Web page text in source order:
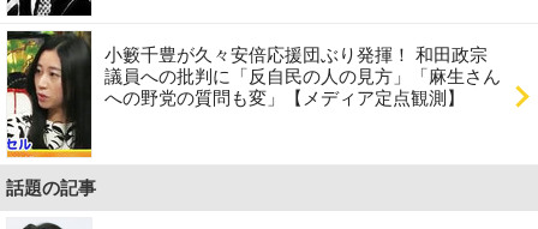
小籔千豊が久々安倍応援団ぶり発揮！ 和田政宗
議員への批判に「反自民の人の見方」「麻生さん
への野党の質問も変」【メディア定点観測】
話題の記事